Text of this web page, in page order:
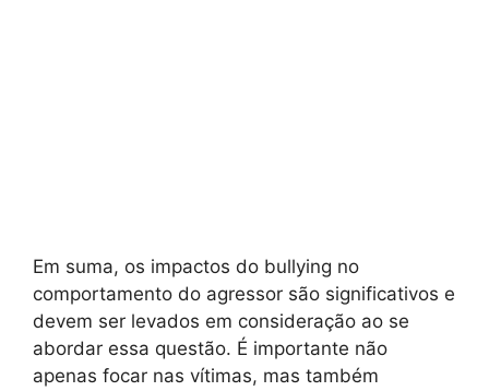
Em suma, os impactos do bullying no
comportamento do agressor são significativos e
devem ser levados em consideração ao se
abordar essa questão. É importante não
apenas focar nas vítimas, mas também